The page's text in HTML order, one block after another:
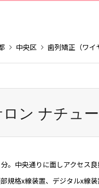
中央区 歯列矯正（ワイ
ン ナチュ
。中央通りに面しアクセス
規格x線装置、デジタルx線